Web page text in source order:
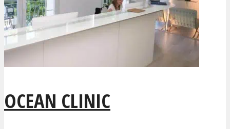
OCEAN CLINIC